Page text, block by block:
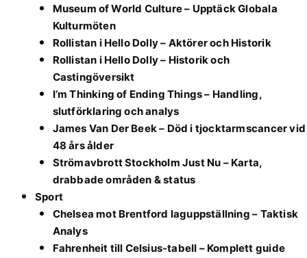
Museum of World Culture – Upptäck Globala
Kulturmöten
Rollistan i Hello Dolly – Aktörer och Historik
Rollistan i Hello Dolly – Historik och
Castingöversikt
I’m Thinking of Ending Things – Handling,
slutförklaring och analys
James Van Der Beek – Död i tjocktarmscancer vid
48 års ålder
Strömavbrott Stockholm Just Nu – Karta,
drabbade områden & status
Sport
Chelsea mot Brentford laguppställning – Taktisk
Analys
Fahrenheit till Celsius-tabell – Komplett guide